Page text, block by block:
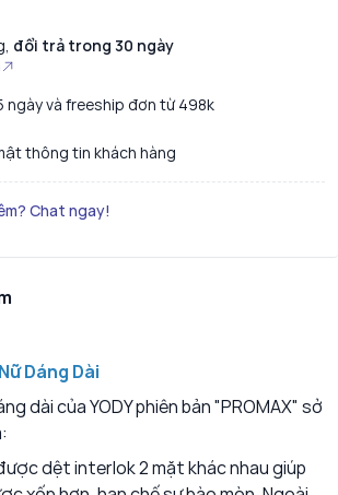
đổi trả trong 30 ngày
ngày và freeship đơn từ 498k
thông tin khách hàng
Chat ngay!
Dáng Dài
dài của YODY phiên bản "PROMAX" sở
dệt interlok 2 mặt khác nhau giúp